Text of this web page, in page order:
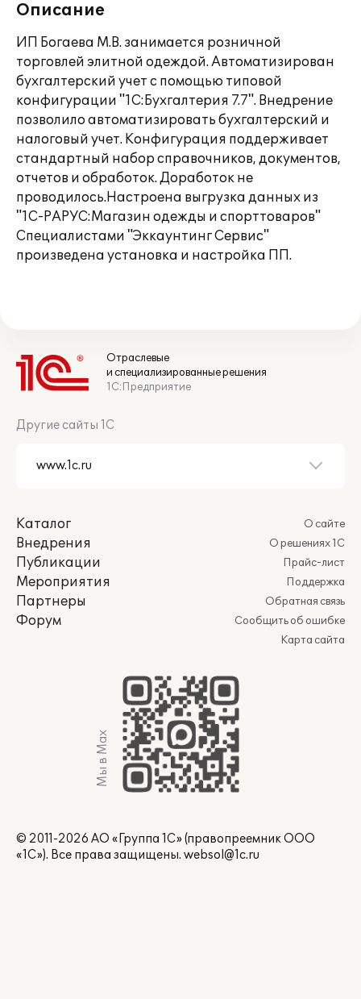
Описание
ИП Богаева М.В. занимается розничной
торговлей элитной одеждой. Автоматизирован
бухгалтерский учет с помощью типовой
конфигурации "1С:Бухгалтерия 7.7". Внедрение
позволило автоматизировать бухгалтерский и
налоговый учет. Конфигурация поддерживает
стандартный набор справочников, документов,
отчетов и обработок. Доработок не
проводилось.Настроена выгрузка данных из
"1С-РАРУС:Магазин одежды и спорттоваров"
Специалистами "Эккаунтинг Сервис"
произведена установка и настройка ПП.
Отраслевые
и специализированные решения
1С:Предприятие
Другие сайты 1С
Каталог
Внедрения
Публикации
Мероприятия
Партнеры
Форум
О сайте
О решениях 1С
Прайс-лист
Поддержка
Обратная связь
Сообщить об ошибке
Карта сайта
Мы в Max
© 2011-2026 АО «Группа 1С» (правопреемник ООО
«1С»). Все права защищены. websol@1c.ru